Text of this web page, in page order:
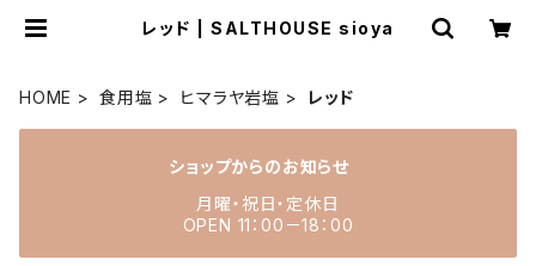
レッド | SALTHOUSE sioya
HOME 食用塩 ヒマラヤ岩塩 レッド
ショップからのお知らせ
月曜・祝日・定休日
OPEN 11：00－18：00